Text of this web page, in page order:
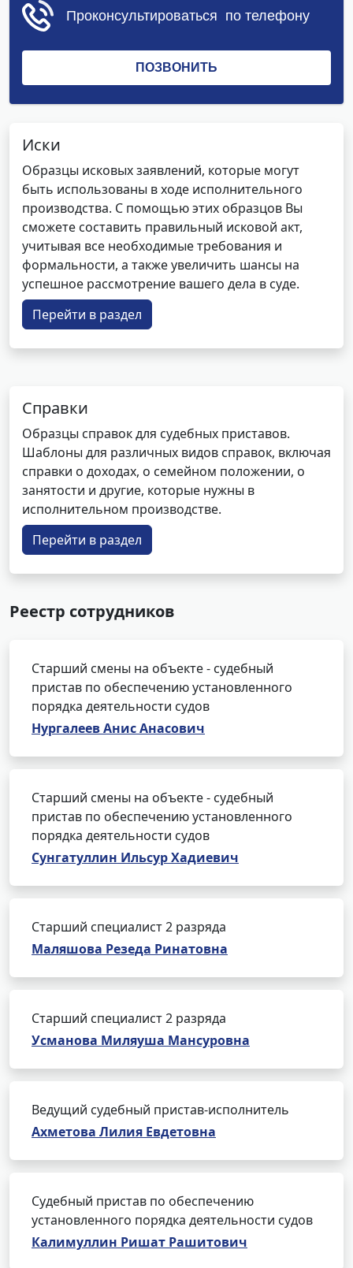
Иски
Образцы исковых заявлений, которые могут
быть использованы в ходе исполнительного
производства. С помощью этих образцов Вы
сможете составить правильный исковой акт,
учитывая все необходимые требования и
формальности, а также увеличить шансы на
успешное рассмотрение вашего дела в суде.
Перейти в раздел
Справки
Образцы справок для судебных приставов.
Шаблоны для различных видов справок, включая
справки о доходах, о семейном положении, о
занятости и другие, которые нужны в
исполнительном производстве.
Перейти в раздел
Реестр сотрудников
Старший смены на объекте - судебный
пристав по обеспечению установленного
порядка деятельности судов
Нургалеев Анис Анасович
Старший смены на объекте - судебный
пристав по обеспечению установленного
порядка деятельности судов
Сунгатуллин Ильсур Хадиевич
Старший специалист 2 разряда
Маляшова Резеда Ринатовна
Старший специалист 2 разряда
Усманова Миляуша Мансуровна
Ведущий судебный пристав-исполнитель
Ахметова Лилия Евдетовна
Судебный пристав по обеспечению
установленного порядка деятельности судов
Калимуллин Ришат Рашитович